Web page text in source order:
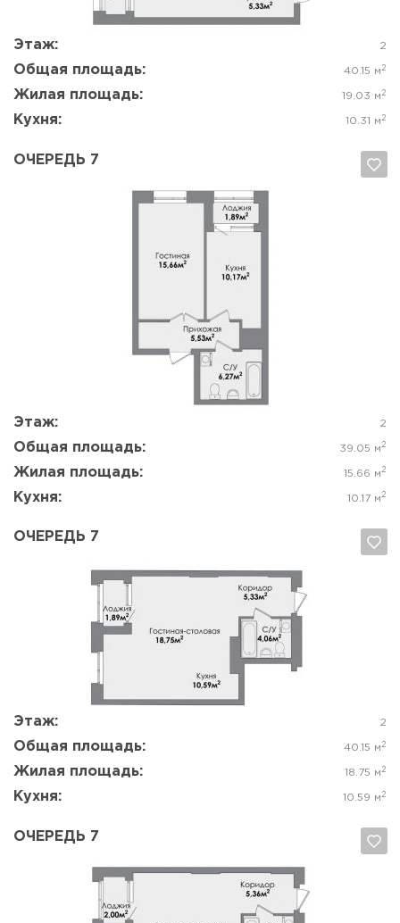
Этаж: 2
Общая площадь: 40.15 м 2
Жилая площадь: 19.03 м 2
Кухня: 10.31 м 2
ОЧЕРЕДЬ 7
Этаж: 2
Общая площадь: 39.05 м 2
Жилая площадь: 15.66 м 2
Кухня: 10.17 м 2
Да, удалить Отмена
ОЧЕРЕДЬ 7
Этаж: 2
Общая площадь: 40.15 м 2
Жилая площадь: 18.75 м 2
Кухня: 10.59 м 2
Да, удалить Отмена
ОЧЕРЕДЬ 7